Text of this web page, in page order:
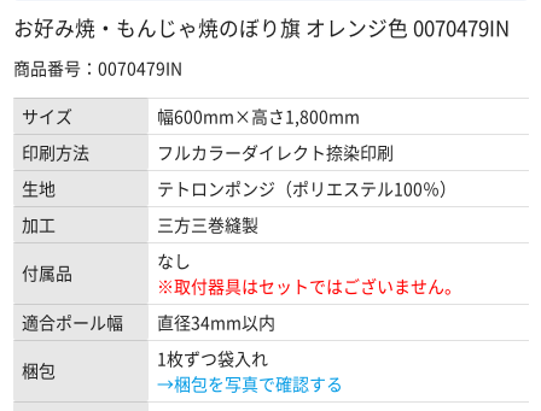
お好み焼・もんじゃ焼のぼり旗 オレンジ色 0070479IN
商品番号：0070479IN
サイズ
幅600mm×高さ1,800mm
印刷方法
フルカラーダイレクト捺染印刷
生地
テトロンポンジ（ポリエステル100％）
加工
三方三巻縫製
付属品
なし
※取付器具はセットではございません。
適合ポール幅
直径34mm以内
梱包
1枚ずつ袋入れ
→梱包を写真で確認する